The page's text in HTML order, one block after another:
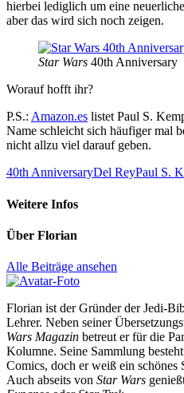
hierbei lediglich um eine
aber das wird sich noch zeigen.
Star Wars 40th Anniversary
Worauf hofft ihr?
P.S.: Amazon.es listet Paul S.
Name schleicht sich häufiger mal
nicht allzu viel darauf geben.
40th AnniversaryDel ReyPaul S.
Weitere Infos
Über Florian
Alle Beiträge ansehen
Florian ist der Gründer der Jedi-
Lehrer. Neben seiner
Wars Magazin betreut er für die
Kolumne. Seine Sammlung
Comics, doch er weiß ein schönes
Auch abseits von Star Wars